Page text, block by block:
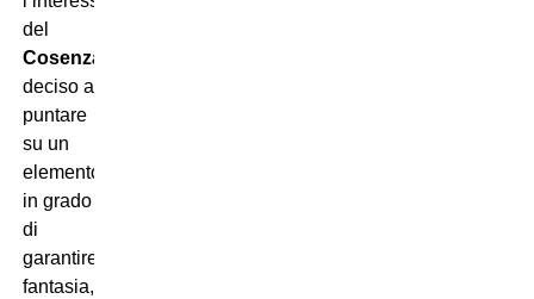
del
Cosenza
deciso a
puntare
su un
elemento
in grado
di
garantire
fantasia,